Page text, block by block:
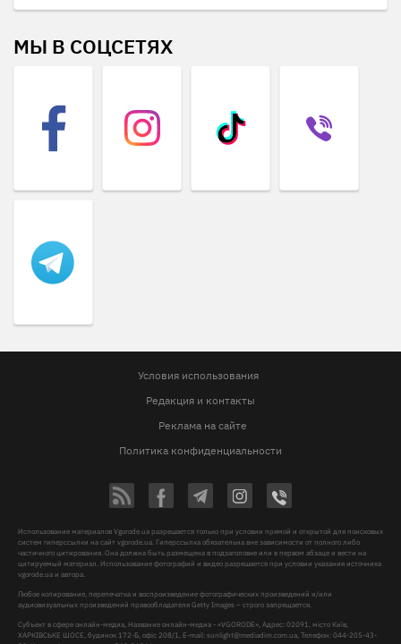
МЫ В СОЦСЕТЯХ
Условия использования
Редакция и контакты
Реклама на сайте
Политика конфиденциальности
Использование материалов Vgorode.ua разрешается только при условии прямой и открытой для поисковых
систем гиперссылки на сайт vgorode.ua. Гиперссылка обязательна вне зависимости от полного либо
частичного цитирования. Она должна быть размещена в подзаголовке или в первом абзаце и вести на
цитируемый материал. Использование фотографий и видео разрешается при условии указания источника
vgorode.ua и автора.
Любое копирование, перепечатка и воспроизведение фотографических произведений и/или
аудиовизуальных произведений правообладателя Getty Images – строго запрещается.
Субъект в сфере онлайн-медиа, Название онлайн-медиа - «VGORODE», Адрес: 02091, місто Київ,
ХАРКІВСЬКЕ ШОСЕ, будинок 172-Б, офіс 208/1, E-mail:sunlight@mediadim.com.ua, Телефон: 044-205-43-